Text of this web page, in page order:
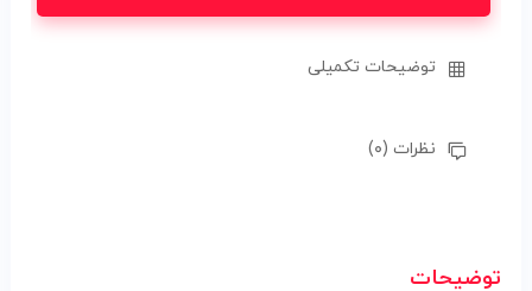
توضیحات تکمیلی
نظرات (۰)
توضیحات